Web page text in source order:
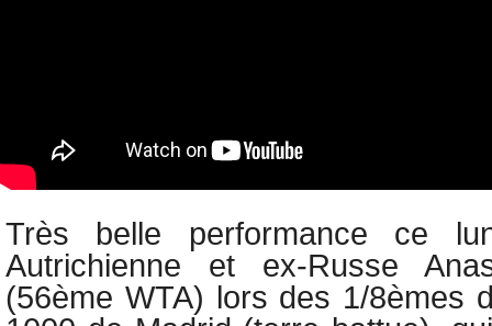
Très belle performance ce
Autrichienne et ex-Russe
(56ème WTA) lors des 1/8èmes